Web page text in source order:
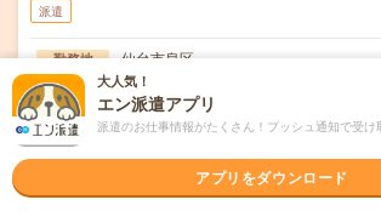
派遣
勤務地
仙台市泉区
泉中央駅から---分／八乙女駅から---分
ら---分
曜日頻度 週5日のフルタイムのお仕事です。
週5フルタイムがメインです！＜勤務時
17:008:30～17:309:00～18:…
大人気！
エン派遣アプリ
派遣のお仕事情報がたくさん！プッシュ通知で受け
アプリをダウンロード